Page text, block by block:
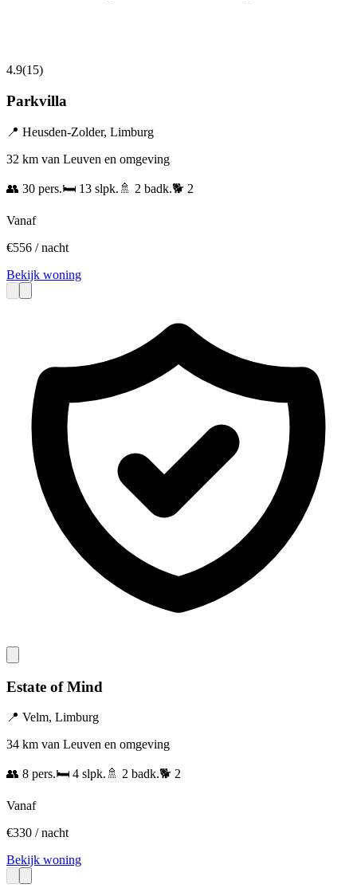
4.9(15)
Parkvilla
📍 Heusden-Zolder, Limburg
32 km van Leuven en omgeving
👥 30 pers.🛏️ 13 slpk. 🚿 2 badk.🐕 2
Vanaf
€556 / nacht
Bekijk woning
Estate of Mind
📍 Velm, Limburg
34 km van Leuven en omgeving
👥 8 pers.🛏️ 4 slpk. 🚿 2 badk.🐕 2
Vanaf
€330 / nacht
Bekijk woning